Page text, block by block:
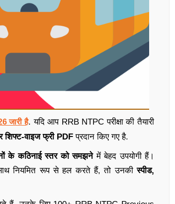
जारी है. यदि आप RRB NTPC परीक्षा की तैयारी
शिफ्ट-वाइज फ्री PDFप्रदान किए गए है.
के कठिनाई स्तर को समझनेमें बेहद उपयोगी हैं।
साथ नियमित रूप से हल करते हैं, तो उनकीस्पीड,